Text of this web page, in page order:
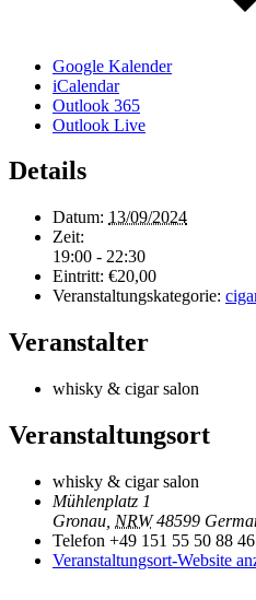
Google Kalender
iCalendar
Outlook 365
Outlook Live
Details
Datum: 13/09/2024
Zeit:
19:00 - 22:30
Eintritt: €20,00
Veranstaltungskategorie:
Veranstalter
whisky & cigar salon
Veranstaltungsort
whisky & cigar salon
Mühlenplatz 1
Gronau NRW 48599
Telefon +49 151 55 50 88 46
Veranstaltungsort-Website